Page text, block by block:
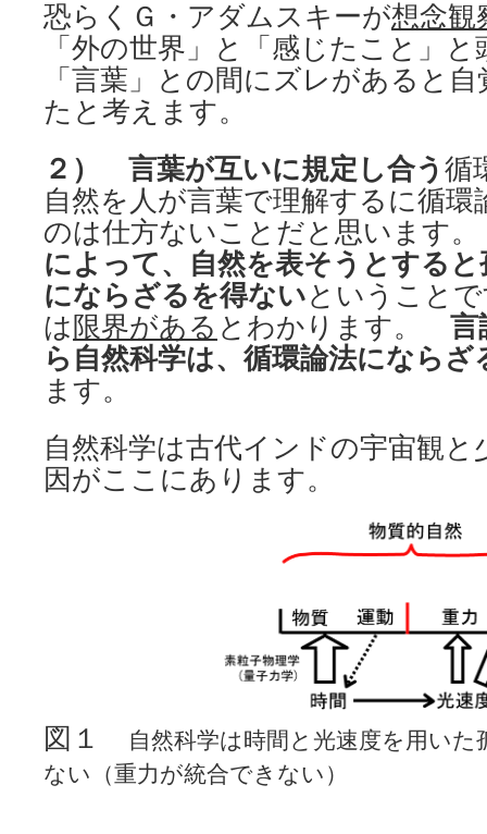
恐らくＧ・アダムスキーが想念観
「外の世界」と「感じたこと」
「言葉」との間にズレがあると
たと考えます。
２）
言葉が互いに規定し合う 循
自然を人が言葉で理解するに循
のは仕方ないことだと思います
によって、自然を表そうとする
にならざるを得ないということ
は 限界がある とわかります。 言
ら自然科学は、循環論法にならざ
ます。
自然科学は古代インドの宇宙観
因がここにあります。
図１
自然科学は時間と光速度を用い
ない（重力が統合できない）